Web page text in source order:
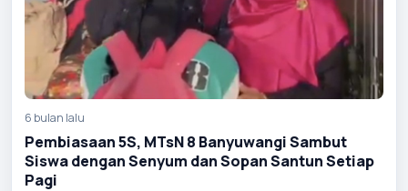
6 bulan lalu
Pembiasaan 5S, MTsN 8 Banyuwangi Sambut
Siswa dengan Senyum dan Sopan Santun Setiap
Pagi